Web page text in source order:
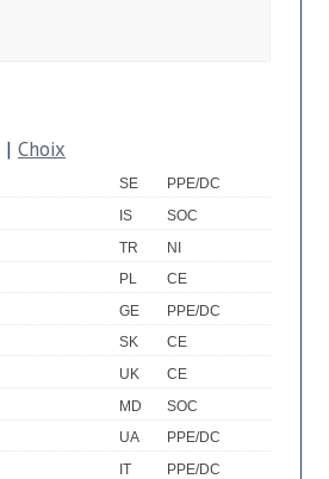
| Choix
SE
PPE/DC
IS
SOC
TR
NI
PL
CE
GE
PPE/DC
SK
CE
UK
CE
MD
SOC
UA
PPE/DC
IT
PPE/DC